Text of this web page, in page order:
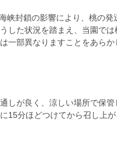
峡封鎖の影響により、桃の
した状況を踏まえ、当園で
一部異なりますことをあら
しが良く、涼しい場所で保
15分ほどつけてから召し上が